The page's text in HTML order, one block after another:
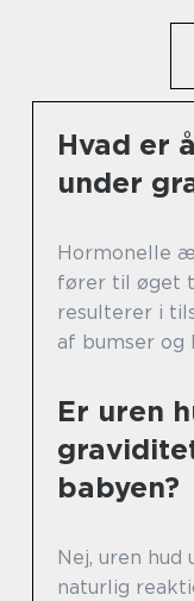
Hvad er
under
Hormonelle
fører til øget
resulterer i
af bumser og
Er uren
babyen?
Nej, uren
naturlig